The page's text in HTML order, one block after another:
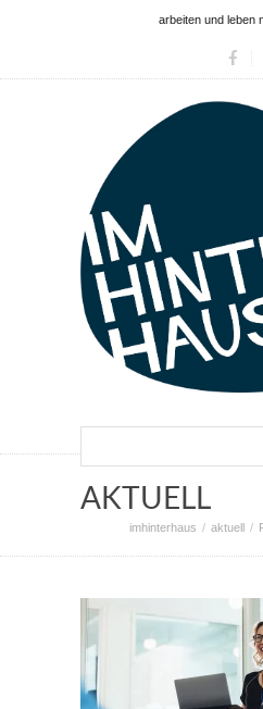
arbeiten und leben
AKTUELL
imhinterhaus aktuell